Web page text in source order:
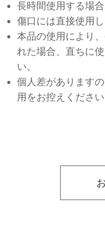
長時間使用する場
傷口には直接使用し
本品の使用により
れた場合、直ちに
い。
個人差があります
用をお控えください